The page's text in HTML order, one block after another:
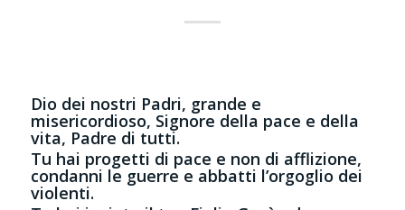
Dio dei nostri Padri, grande e
misericordioso, Signore della pace e della
vita, Padre di tutti.
Tu hai progetti di pace e non di afflizione,
condanni le guerre e abbatti l’orgoglio dei
violenti.